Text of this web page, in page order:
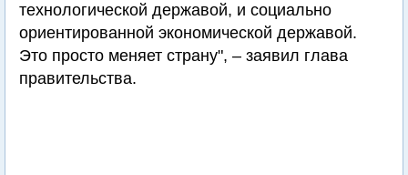
технологической державой, и социально
ориентированной экономической державой.
Это просто меняет страну", – заявил глава
правительства.